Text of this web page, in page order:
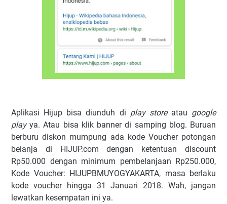
Aplikasi Hijup bisa diunduh di play storeatau google
playya. Atau bisa klik banner di samping blog. Buruan
berburu diskon mumpung ada kode Voucher potongan
belanja di HIJUP.com dengan ketentuan discount
Rp50.000 dengan minimum pembelanjaan Rp250.000,
Kode Voucher: HIJUPBMUYOGYAKARTA, masa berlaku
kode voucher hingga 31 Januari 2018. Wah, jangan
lewatkan kesempatan ini ya.